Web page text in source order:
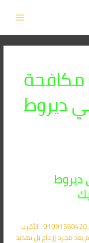
ديروط
🐀 شركة مكافحة الفئران فى ديروط – أركان 01091560420 | الأقرب
يعد مجرد إزعاج بل تهديد